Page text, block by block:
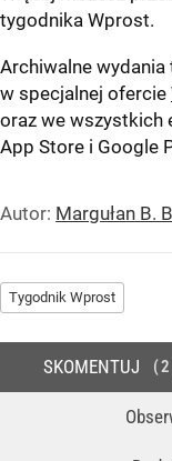
tygodnika Wprost.
Archiwalne
w specjalnej ofercie
oraz we wszystkich
App Store i Google
Autor: Margułan B.
Tygodnik Wprost
SKOMENTUJ 2